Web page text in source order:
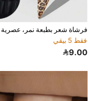
فقط 5 بيقي
9.00